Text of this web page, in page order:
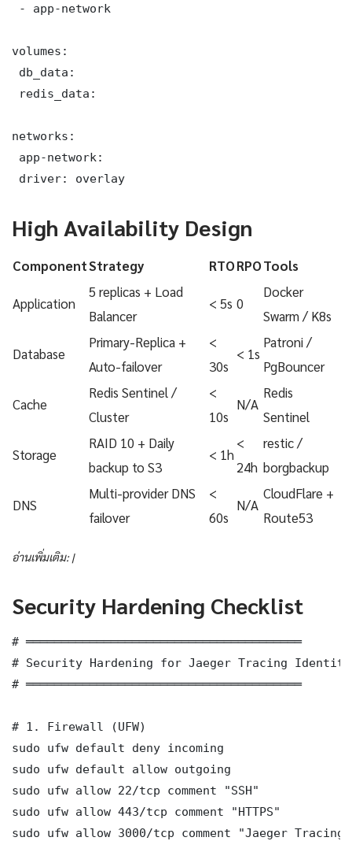
- app-network
volumes:
db_data:
redis_data:
networks:
app-network:
driver: overlay
High Availability Design
ComponentStrategy RTORPOTools
Application
5 replicas + Load
Balancer
< 5s 0
Docker
Swarm / K8s
Database
Primary-Replica +
Auto-failover
<
30s
< 1s
Patroni /
PgBouncer
Cache
Redis Sentinel /
Cluster
<
10s
N/A
Redis
Sentinel
Storage
RAID 10 + Daily
backup to S3
< 1h
<
24h
restic /
borgbackup
DNS
Multi-provider DNS
failover
<
60s
N/A
CloudFlare +
Route53
อ่านเพิ่มเติม: |
Security Hardening Checklist
# ═══════════════════════════════════════
# Security Hardening for Jaeger Tracing Identity
# ═══════════════════════════════════════
# 1. Firewall (UFW)
sudo ufw default deny incoming
sudo ufw default allow outgoing
sudo ufw allow 22/tcp comment "SSH"
sudo ufw allow 443/tcp comment "HTTPS"
sudo ufw allow 3000/tcp comment "Jaeger Tracing